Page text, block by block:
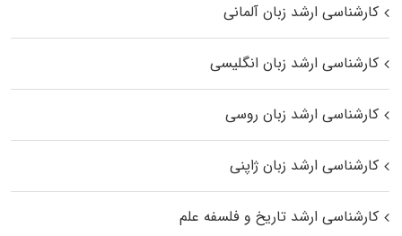
کارشناسی ارشد زبان آلمانی
کارشناسی ارشد زبان انگلیسی
کارشناسی ارشد زبان روسی
کارشناسی ارشد زبان ژاپنی
کارشناسی ارشد تاریخ و فلسفه علم